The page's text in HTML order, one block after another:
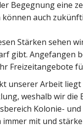
Begegnung eine
auch
Stärken sehen
gibt. Angefangen
Freizeitangebote
unserer Arbeit
weshalb wir die
Kolonie-
immer mit und